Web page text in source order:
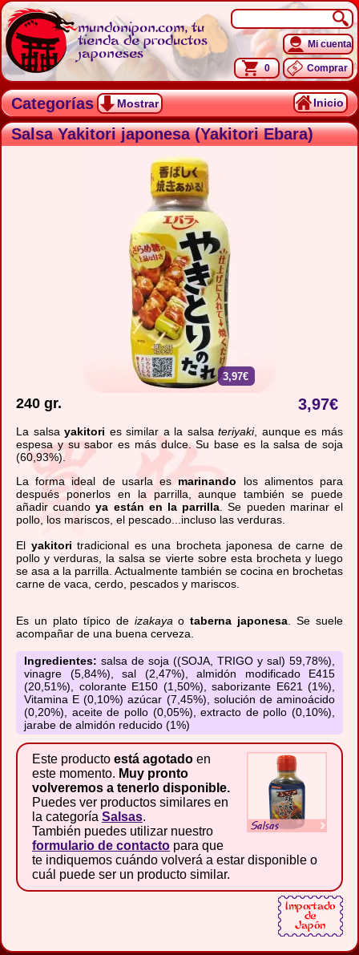
mundonipon.com, tu
tienda de productos
japoneses
Mi cuenta
0 Comprar
Categorías Mostrar Inicio
Salsa Yakitori japonesa (Yakitori Ebara)
3,97€
240 gr. 3,97€
La salsayakitori es similar a la salsateriyaki, aunque es más
espesa y su sabor es más dulce. Su base es la salsa de soja
(60,93%).
La forma ideal de usarla es marinando los alimentos para
después ponerlos en la parrilla, aunque también se puede
añadir cuandoya están en la parrilla . Se pueden marinar el
pollo, los mariscos, el pescado...incluso las verduras.
El yakitori tradicional es una brocheta japonesa de carne de
pollo y verduras, la salsa se vierte sobre esta brocheta y luego
se asa a la parrilla. Actualmente también se cocina en brochetas
carne de vaca, cerdo, pescados y mariscos.
Es un plato típico deizakaya otaberna japonesa . Se suele
acompañar de una buena cerveza.
Ingredientes: salsa de soja ((SOJA, TRIGO y sal) 59,78%),
vinagre (5,84%), sal (2,47%), almidón modificado E415
(20,51%), colorante E150 (1,50%), saborizante E621 (1%),
Vitamina E (0,10%) azúcar (7,45%), solución de aminoácido
(0,20%), aceite de pollo (0,05%), extracto de pollo (0,10%),
jarabe de almidón reducido (1%)
Este producto está agotado en
este momento. Muy pronto
volveremos a tenerlo disponible.
Puedes ver productos similares en
la categoría Salsas.
También puedes utilizar nuestro
formulario de contacto para que
te indiquemos cuándo volverá a estar disponible o
cuál puede ser un producto similar.